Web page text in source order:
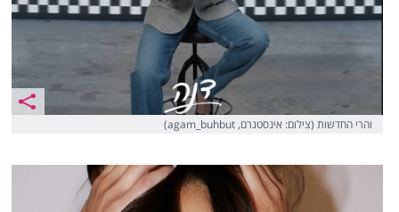
והרי החדשות (צילום: אינסטגרם, agam_buhbut)